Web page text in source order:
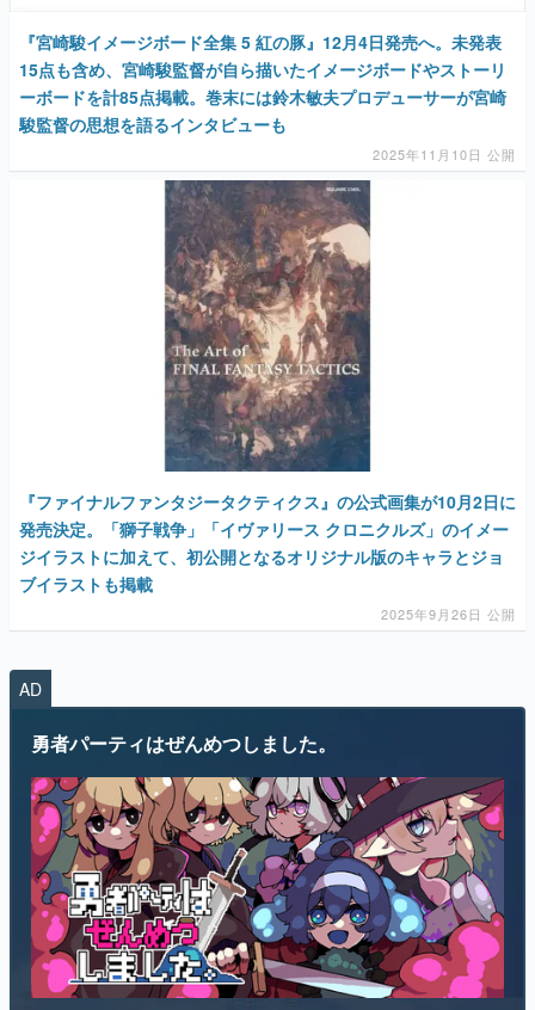
『宮崎駿イメージボード全集 5 紅の豚』12月4日発売へ。未発表
15点も含め、宮崎駿監督が自ら描いたイメージボードやストーリ
ーボードを計85点掲載。巻末には鈴木敏夫プロデューサーが宮崎
駿監督の思想を語るインタビューも
2025年11月10日 公開
『ファイナルファンタジータクティクス』の公式画集が10月2日に
発売決定。「獅子戦争」「イヴァリース クロニクルズ」のイメー
ジイラストに加えて、初公開となるオリジナル版のキャラとジョ
ブイラストも掲載
2025年9月26日 公開
AD
勇者パーティはぜんめつしました。